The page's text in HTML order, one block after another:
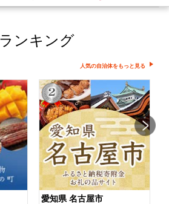
ンキング
人気の自治体をもっと見る
愛知県 名古屋市